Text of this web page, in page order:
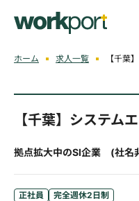
ホーム 求人一覧 【千葉
【千葉】システム
拠点拡大中のSI企業 (社名
正社員 完全週休2日制